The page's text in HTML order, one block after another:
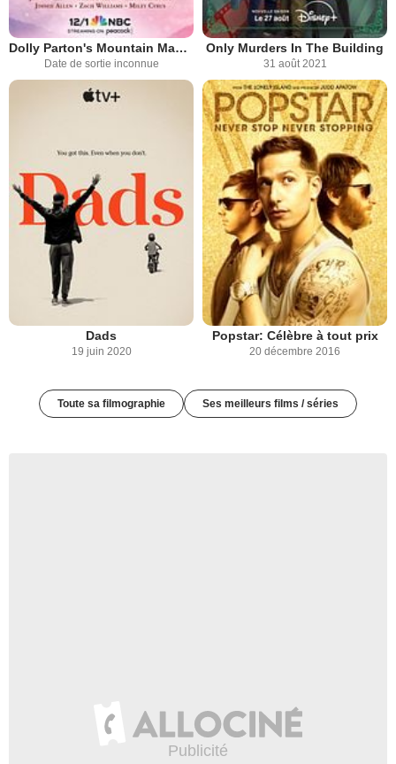
Dolly Parton's Mountain Magic Christmas
Date de sortie inconnue
Only Murders In The Building
31 août 2021
Dads
19 juin 2020
Popstar: Célèbre à tout prix
20 décembre 2016
Toute sa filmographie Ses meilleurs films / séries